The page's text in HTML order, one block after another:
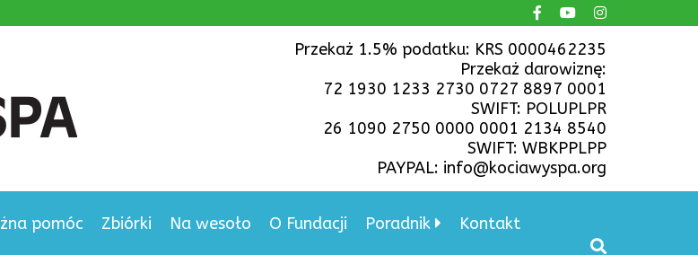
Przekaż 1.5% podatku: KRS 0000462235
Przekaż darowiznę:
72 1930 1233 2730 0727 8897 0001
SWIFT: POLUPLPR
26 1090 2750 0000 0001 2134 8540
SWIFT: WBKPPLPP
PAYPAL: info@kociawyspa.org
pomóc Zbiórki Na wesoło O Fundacji Poradnik Kontakt